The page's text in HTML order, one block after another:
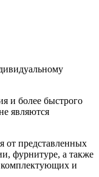
и более быстрого
являются
от представленных
фурнитуре, а также
комплектующих и